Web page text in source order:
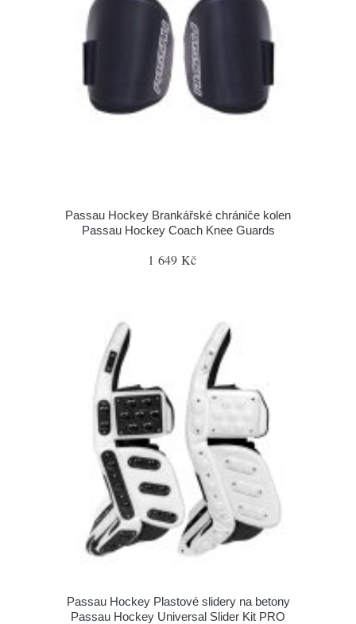
Passau Hockey Brankářské chrániče kolen
Passau Hockey Coach Knee Guards
1 649 Kč
Passau Hockey Plastové slidery na betony
Passau Hockey Universal Slider Kit PRO